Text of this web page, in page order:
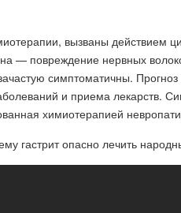
вызваны действием
— повреждение нервных
симптоматичны. Прогноз
и приема лекарств.
химиотерапией
гастрит опасно лечить